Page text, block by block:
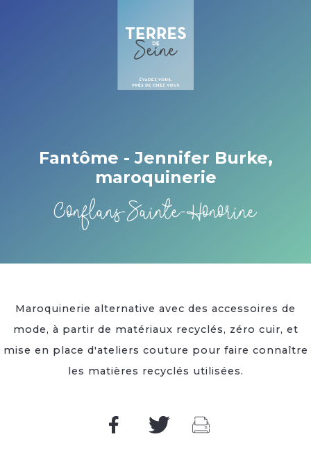
Fantôme - Jennifer Burke,
maroquinerie
Conflans-Sainte-Honorine
Maroquinerie alternative avec des accessoires de
mode, à partir de matériaux recyclés, zéro cuir, et
mise en place d'ateliers couture pour faire connaître
les matières recyclés utilisées.